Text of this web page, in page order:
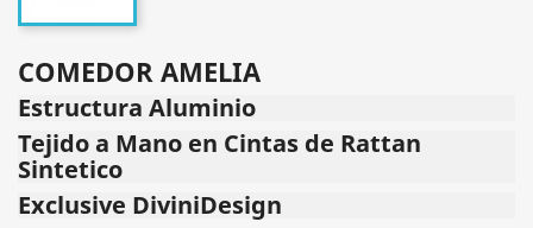
COMEDOR AMELIA
Estructura Aluminio
Tejido a Mano en Cintas de Rattan
Sintetico
Exclusive DiviniDesign